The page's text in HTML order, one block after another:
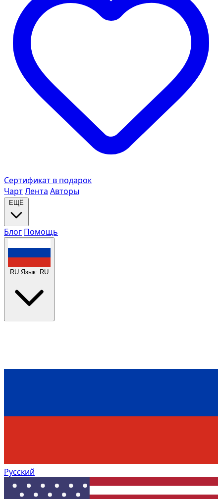
Сертификат в подарок
ЧартЛента Авторы
ЕЩЁ
Блог Помощь
RU Язык: RU
Русский